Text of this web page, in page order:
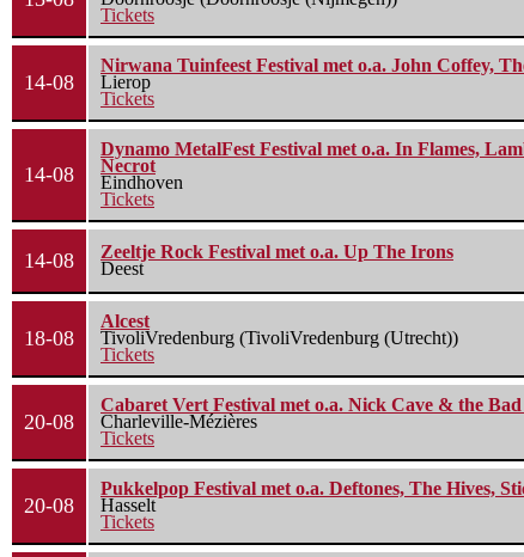
Tickets
14-08
Nirwana Tuinfeest Festival met o.a. John Coffey,
Lierop
Tickets
14-08
Dynamo MetalFest Festival met o.a. In Flames,
Necrot
Eindhoven
Tickets
14-08
Zeeltje Rock Festival met o.a. Up The Irons
Deest
18-08
Alcest
TivoliVredenburg (TivoliVredenburg (Utrecht))
Tickets
20-08
Cabaret Vert Festival met o.a. Nick Cave & the
Charleville-Mézières
Tickets
20-08
Pukkelpop Festival met o.a. Deftones, The Hives,
Hasselt
Tickets